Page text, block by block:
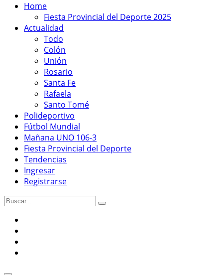
Home
Fiesta Provincial del Deporte 2025
Actualidad
Todo
Colón
Unión
Rosario
Santa Fe
Rafaela
Santo Tomé
Polideportivo
Fútbol Mundial
Mañana UNO 106-3
Fiesta Provincial del Deporte
Tendencias
Ingresar
Registrarse